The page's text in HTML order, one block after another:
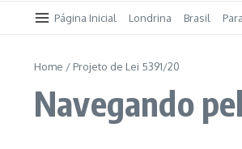
Página Inicial Londrina Brasil
Home / Projeto de Lei 5391/20
Navegando